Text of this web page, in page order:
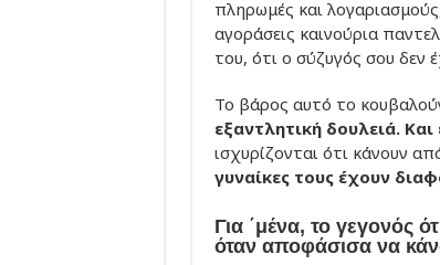
πληρωμές και
αγοράσεις καινούρια
του, ότι ο σύζυγός σου δεν
Το βάρος αυτό το
εξαντλητική δουλειά. Και
ισχυρίζονται ότι κάνουν
γυναίκες τους έχουν
Για ΄μένα, το γεγονός
όταν αποφάσισα να